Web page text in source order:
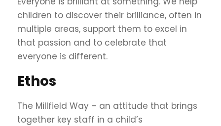
children to discover their brilliance, often in
multiple areas, support them to excel in
that passion and to celebrate that
everyone is different.
Ethos
The Millfield Way – an attitude that brings
together key staff in a child’s